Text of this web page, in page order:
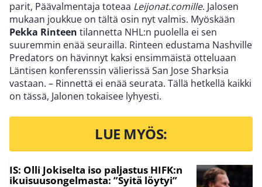
parit, Päävalmentaja toteaa Leijonat.comille. Jalosen
mukaan joukkue on tältä osin nyt valmis. Myöskään
Pekka Rinteen tilannetta NHL:n puolella ei sen
suuremmin enää seurailla. Rinteen edustama Nashville
Predators on hävinnyt kaksi ensimmäistä otteluaan
Läntisen konferenssin välierissä San Jose Sharksia
vastaan. – Rinnettä ei enää seurata. Tällä hetkellä kaikki
on tässä, Jalonen tokaisee lyhyesti.
LUE MYÖS:
IS: Olli Jokiselta iso paljastus HIFK:n
ikuisuusongelmasta: ”Syitä löytyi”